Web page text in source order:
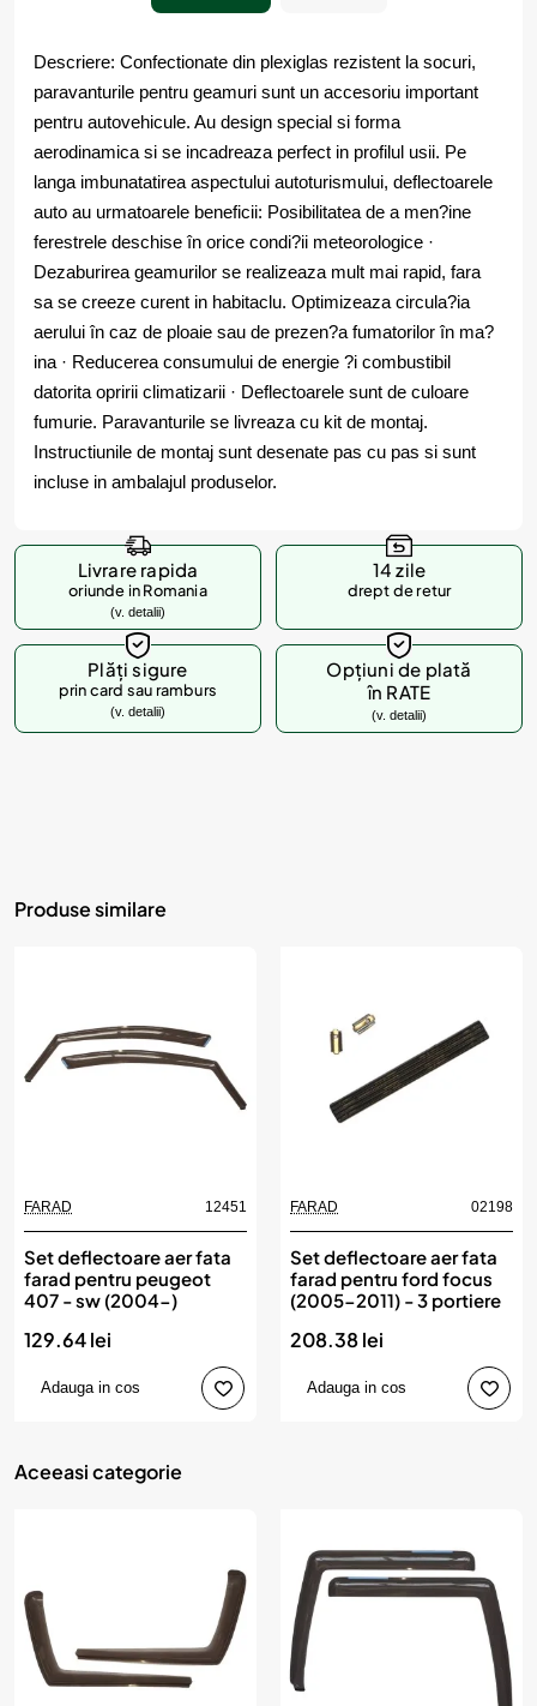
Descriere: Confectionate din plexiglas rezistent la socuri,
paravanturile pentru geamuri sunt un accesoriu important
pentru autovehicule. Au design special si forma
aerodinamica si se incadreaza perfect in profilul usii. Pe
langa imbunatatirea aspectului autoturismului, deflectoarele
auto au urmatoarele beneficii: Posibilitatea de a men?ine
ferestrele deschise în orice condi?ii meteorologice ·
Dezaburirea geamurilor se realizeaza mult mai rapid, fara
sa se creeze curent in habitaclu. Optimizeaza circula?ia
aerului în caz de ploaie sau de prezen?a fumatorilor în ma?
ina · Reducerea consumului de energie ?i combustibil
datorita opririi climatizarii · Deflectoarele sunt de culoare
fumurie. Paravanturile se livreaza cu kit de montaj.
Instructiunile de montaj sunt desenate pas cu pas si sunt
incluse in ambalajul produselor.
Livrare rapida
oriunde in Romania
(v. detalii)
14 zile
drept de retur
Plăți sigure
prin card sau ramburs
(v. detalii)
Opțiuni de plată
în RATE
(v. detalii)
Produse similare
FARAD 12451
Set deflectoare aer fata
farad pentru peugeot
407 - sw (2004-)
129.64 lei
Adauga in cos
FARAD 02198
Set deflectoare aer fata
farad pentru ford focus
(2005-2011) - 3 portiere
208.38 lei
Adauga in cos
Aceeasi categorie